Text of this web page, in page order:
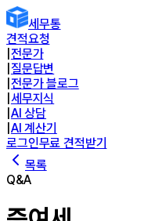
세무통
견적요청
전문가
질문답변
전문가 블로그
세무지식
AI 상담
AI 계산기
로그인무료 견적받기
목록
Q&A